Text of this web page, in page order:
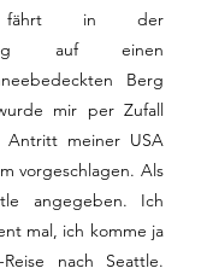
in der
auf einen
Berg
mir per Zufall
Antritt meiner USA
vorgeschlagen. Als
angegeben. Ich
mal, ich komme ja
nach Seattle.